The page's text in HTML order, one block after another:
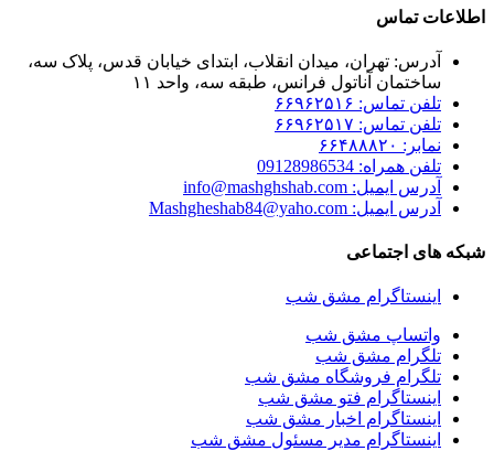
اطلاعات تماس
آدرس: تهران، میدان انقلاب، ابتدای خیابان قدس، پلاک سه،
ساختمان آناتول فرانس، طبقه سه، واحد ۱۱
تلفن تماس: ۶۶۹۶۲۵۱۶
تلفن تماس: ۶۶۹۶۲۵۱۷
نمابر: ۶۶۴۸۸۸۲۰
تلفن همراه: 09128986534
آدرس ایمیل: info@mashghshab.com
آدرس ایمیل: Mashgheshab84@yaho.com
شبکه های اجتماعی
اینستاگرام مشق شب
واتساپ مشق شب
تلگرام مشق شب
تلگرام فروشگاه مشق شب
اینستاگرام فتو مشق شب
اینستاگرام اخبار مشق شب
اینستاگرام مدیر مسئول مشق شب